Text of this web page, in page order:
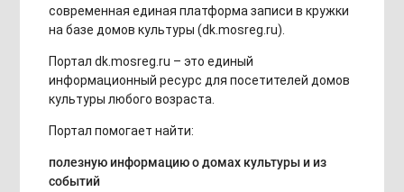
современная единая платформа записи в кружки
на базе домов культуры (dk.mosreg.ru).
Портал dk.mosreg.ru – это единый
информационный ресурс для посетителей домов
культуры любого возраста.
Портал помогает найти:
полезную информацию о домах культуры и из
событий